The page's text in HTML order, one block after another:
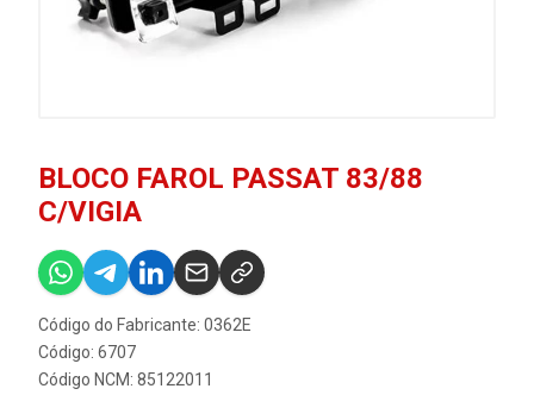
BLOCO FAROL PASSAT 83/88
C/VIGIA
Código do Fabricante: 0362E
Código: 6707
Código NCM: 85122011